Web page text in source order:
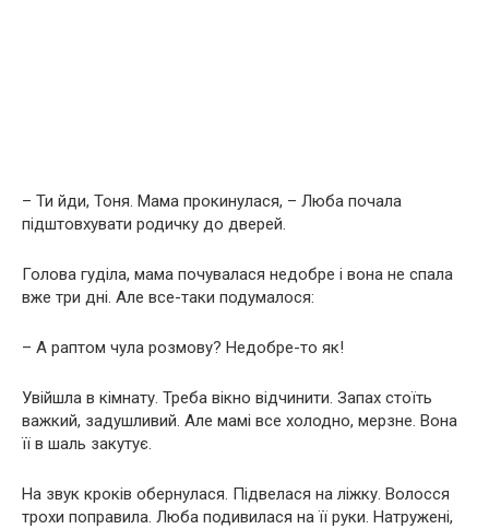
– Ти йди, Тоня. Мама прокинулася, – Люба почала
підштовхувати родичку до дверей.
Голова гуділа, мама почувалася недобре і вона не спала
вже три дні. Але все-таки подумалося:
– А раптом чула розмову? Недобре-то як!
Увійшла в кімнату. Треба вікно відчинити. Запах стоїть
важкий, задушливий. Але мамі все холодно, мерзне. Вона
її в шаль закутує.
На звук кроків обернулася. Підвелася на ліжку. Волосся
трохи поправила. Люба подивилася на її руки. Натружені,